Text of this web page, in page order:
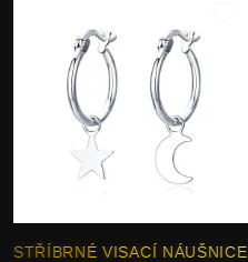
STŘÍBRNÉ VISACÍ NÁUŠNICE